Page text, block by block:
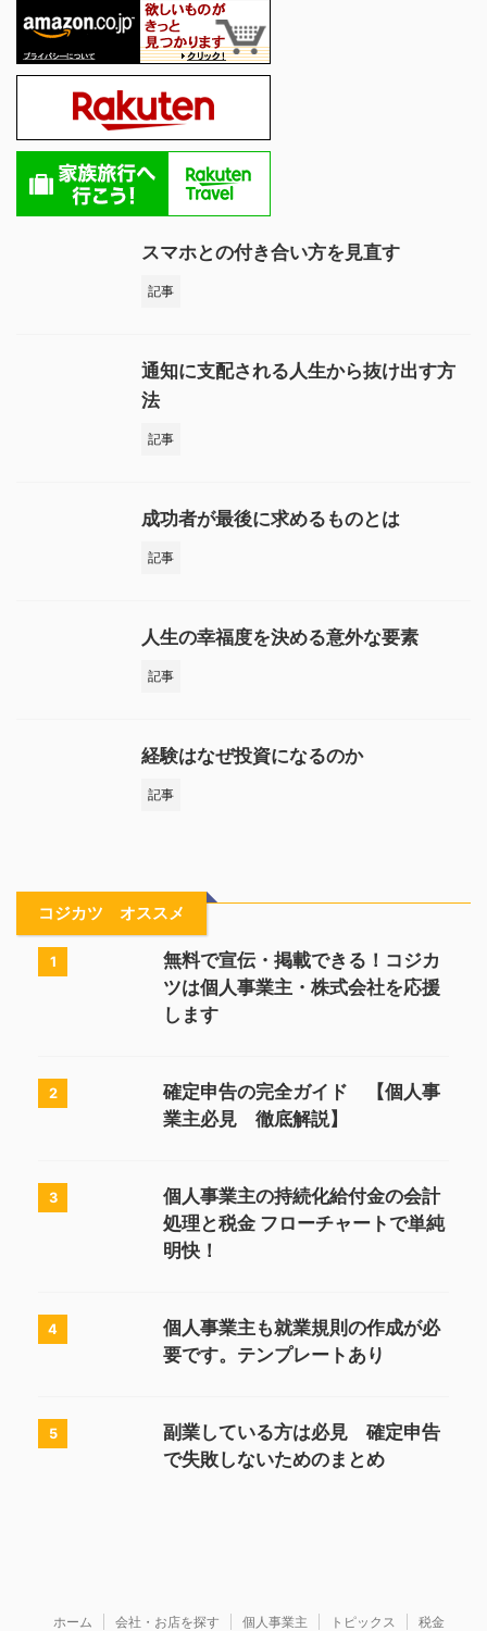
スマホとの付き合い方を見直す
記事
通知に支配される人生から抜け出す方
法
記事
成功者が最後に求めるものとは
記事
人生の幸福度を決める意外な要素
記事
経験はなぜ投資になるのか
記事
コジカツ オススメ
1
無料で宣伝・掲載できる！コジカ
ツは個人事業主・株式会社を応援
します
2
確定申告の完全ガイド 【個人事
業主必見 徹底解説】
3
個人事業主の持続化給付金の会計
処理と税金 フローチャートで単純
明快！
4
個人事業主も就業規則の作成が必
要です。テンプレートあり
5
副業している方は必見 確定申告
で失敗しないためのまとめ
ホーム 会社・お店を探す 個人事業主 トピックス 税金